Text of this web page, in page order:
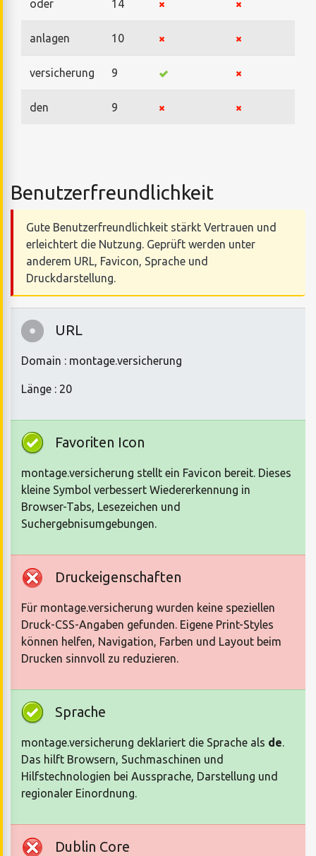
oder 14
anlagen 10
versicherung 9
den 9
Benutzerfreundlichkeit
Gute Benutzerfreundlichkeit stärkt Vertrauen und
erleichtert die Nutzung. Geprüft werden unter
anderem URL, Favicon, Sprache und
Druckdarstellung.
URL
Domain : montage.versicherung
Länge : 20
Favoriten Icon
montage.versicherung stellt ein Favicon bereit. Dieses
kleine Symbol verbessert Wiedererkennung in
Browser-Tabs, Lesezeichen und
Suchergebnisumgebungen.
Druckeigenschaften
Für montage.versicherung wurden keine speziellen
Druck-CSS-Angaben gefunden. Eigene Print-Styles
können helfen, Navigation, Farben und Layout beim
Drucken sinnvoll zu reduzieren.
Sprache
montage.versicherung deklariert die Sprache als de.
Das hilft Browsern, Suchmaschinen und
Hilfstechnologien bei Aussprache, Darstellung und
regionaler Einordnung.
Dublin Core